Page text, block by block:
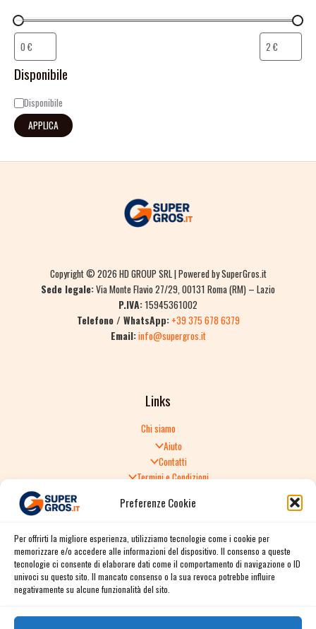
Preferenze Cookie
Per offrirti la migliore esperienza, utilizziamo tecnologie come i cookie per
memorizzare e/o accedere alle informazioni del dispositivo. Il consenso a queste
tecnologie ci consente di elaborare dati come il comportamento di navigazione o ID
univoci su questo sito. Il mancato consenso o la sua revoca potrebbe influire
negativamente su alcune funzionalità del sito.
Disponibile
Disponibile
APPLICA
Copyright © 2026 HD GROUP SRL | Powered by SuperGros.it
Sede legale:Via Monte Flavio 27/29, 00131 Roma (RM) – Lazio
P.IVA:15945361002
Telefono / WhatsApp: +39 375 678 6379
Email:info@supergros.it
Links
Chi siamo
Aiuto
Contatti
Termini e Condizioni
Politica di Reso
Spedizione e consegna
Informativa sulla Privacy
Cookie Policy